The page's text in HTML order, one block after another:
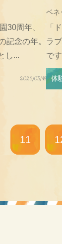
30周年、
記念の年。
し...
2025/03/18
ベネ
「
ラ
で
体
11